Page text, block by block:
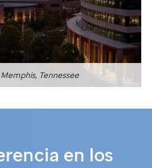
Tennessee
en los